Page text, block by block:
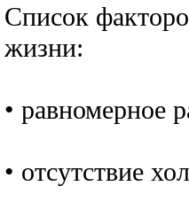
Список
жизни:
• равномерное
• отсутствие